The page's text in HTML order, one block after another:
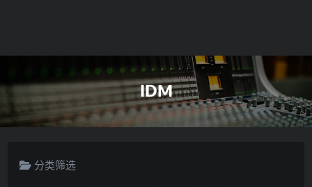
IDM
分类筛选